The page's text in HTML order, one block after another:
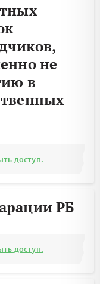
не
в
доступ.
РБ
доступ.